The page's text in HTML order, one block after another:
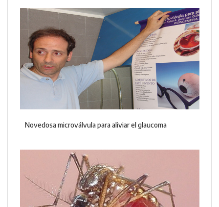
Novedosa microválvula para aliviar el glaucoma